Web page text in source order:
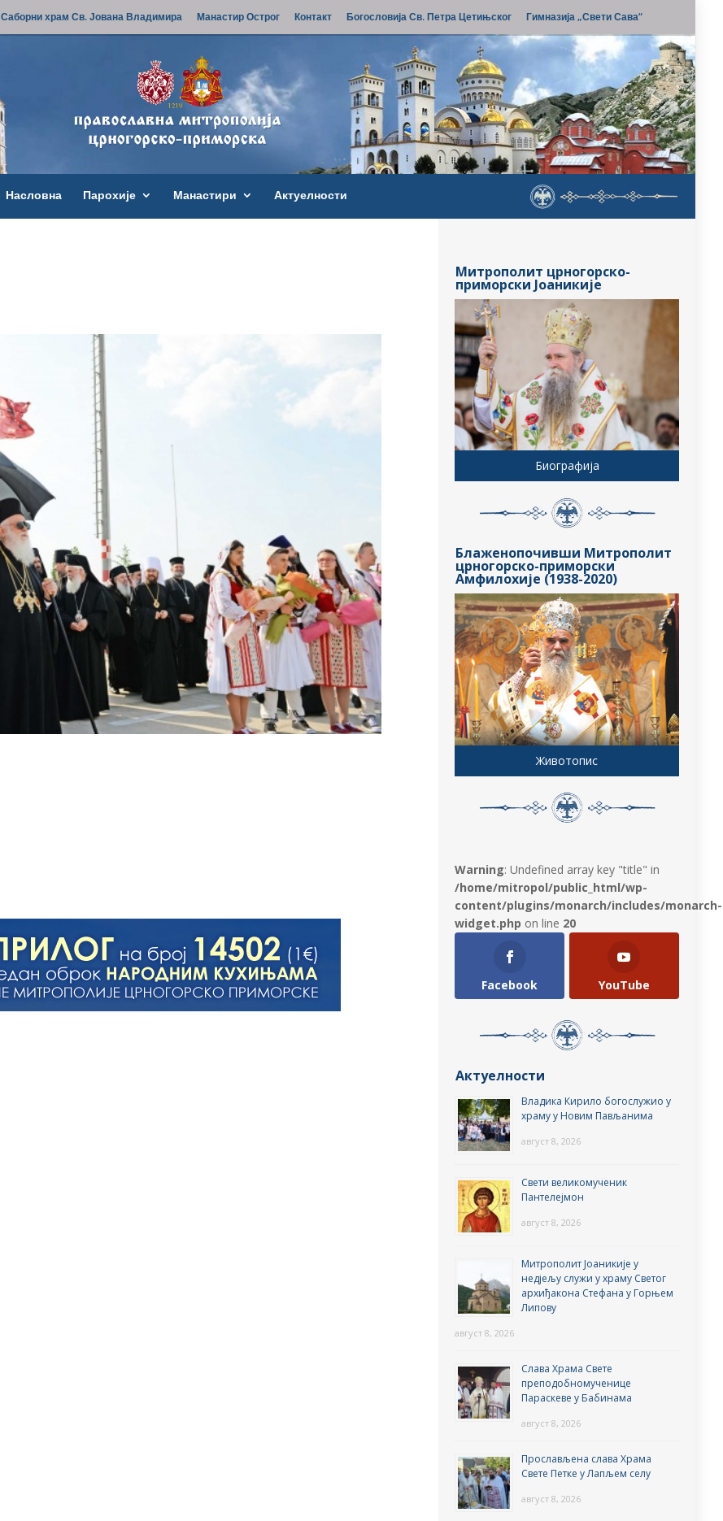
Саборни храм Св. Јована Владимира Манастир Острог Контакт Богословија Св. Петра Цетињског Гимназија „Свети Сава“
Насловна Парохије Манастири Актуелности
Митрополит црногорско-
приморски Јоаникије
Биографија
Блаженопочивши Митрополит
црногорско-приморски
Амфилохије (1938-2020)
Животопис
Warning: Undefined array key "title" in
/home/mitropol/public_html/wp-
content/plugins/monarch/includes/monarch-
widget.php on line 20
Facebook YouTube
Актуелности
Владика Кирило богослужио у
храму у Новим Пављанима
август 8, 2026
Свети великомученик
Пантелејмон
август 8, 2026
Митрополит Јоаникије у
недјељу служи у храму Светог
архиђакона Стефана у Горњем
Липову
август 8, 2026
Слава Храма Свете
преподобномученице
Параскеве у Бабинама
август 8, 2026
Прослављена слава Храма
Свете Петке у Лапљем селу
август 8, 2026